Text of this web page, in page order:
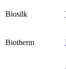
Biosilk
Biotherm